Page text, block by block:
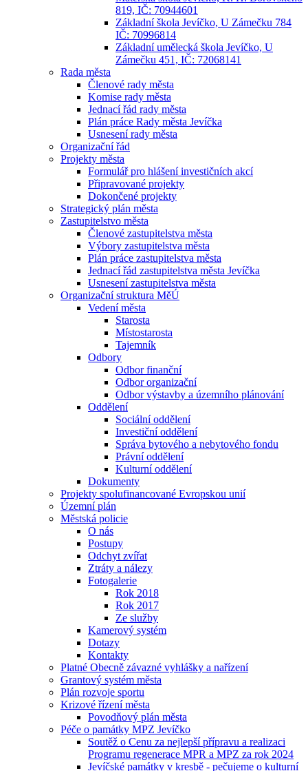
819, IČ: 70944601
Základní škola Jevíčko, U Zámečku 784
IČ: 70996814
Základní umělecká škola Jevíčko, U
Zámečku 451, IČ: 72068141
Rada města
Členové rady města
Komise rady města
Jednací řád rady města
Plán práce Rady města Jevíčka
Usnesení rady města
Organizační řád
Projekty města
Formulář pro hlášení investičních akcí
Připravované projekty
Dokončené projekty
Strategický plán města
Zastupitelstvo města
Členové zastupitelstva města
Výbory zastupitelstva města
Plán práce zastupitelstva města
Jednací řád zastupitelstva města Jevíčka
Usnesení zastupitelstva města
Organizační struktura MěÚ
Vedení města
Starosta
Místostarosta
Tajemník
Odbory
Odbor finanční
Odbor organizační
Odbor výstavby a územního plánování
Oddělení
Sociální oddělení
Investiční oddělení
Správa bytového a nebytového fondu
Právní oddělení
Kulturní oddělení
Dokumenty
Projekty spolufinancované Evropskou unií
Územní plán
Městská policie
O nás
Postupy
Odchyt zvířat
Ztráty a nálezy
Fotogalerie
Rok 2018
Rok 2017
Ze služby
Kamerový systém
Dotazy
Kontakty
Platné Obecně závazné vyhlášky a nařízení
Grantový systém města
Plán rozvoje sportu
Krizové řízení města
Povodňový plán města
Péče o památky MPZ Jevíčko
Soutěž o Cenu za nejlepší přípravu a realizaci
Programu regenerace MPR a MPZ za rok 2024
Jevíčské památky v kresbě - pečujeme o kulturní